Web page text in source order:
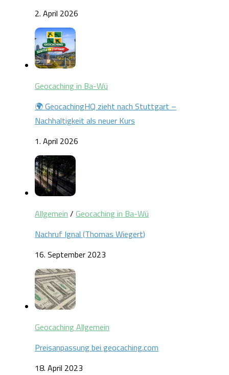
2. April 2026
Geocaching in Ba-Wü
🌍 GeocachingHQ zieht nach Stuttgart –
Nachhaltigkeit als neuer Kurs
1. April 2026
Allgemein / Geocaching in Ba-Wü
Nachruf Ignal (Thomas Wiegert)
16. September 2023
Geocaching Allgemein
Preisanpassung bei geocaching.com
18. April 2023